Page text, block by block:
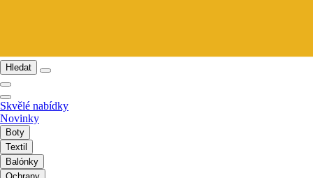
Hledat
Skvělé nabídky
Novinky
Boty
Textil
Balónky